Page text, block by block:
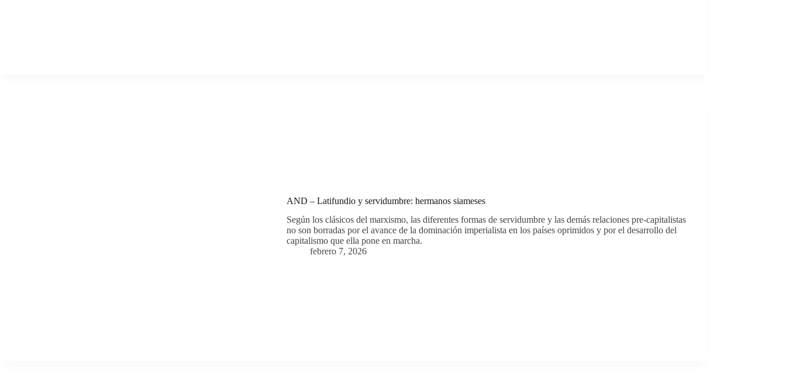
AND – Latifundio y servidumbre: hermanos siameses
Según los clásicos del marxismo, las diferentes formas de servidumbre y las demás relaciones pre-capitalistas
no son borradas por el avance de la dominación imperialista en los países oprimidos y por el desarrollo del
capitalismo que ella pone en marcha.
febrero 7, 2026